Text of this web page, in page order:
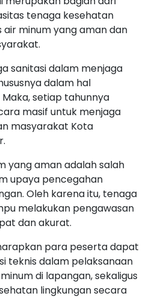
tenaga kesehatan
minum yang aman dan
sanitasi dalam menjaga
dalam hal
setiap tahunnya
masif untuk menjaga
masyarakat Kota
yang aman adalah salah
upaya pencegahan
Oleh karena itu, tenaga
melakukan pengawasan
dan akurat.
para peserta dapat
teknis dalam pelaksanaan
di lapangan, sekaligus
lingkungan secara